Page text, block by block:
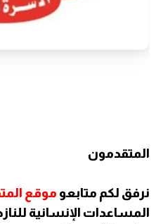
المتقدمون
نرفق لكم متابعو موقع
المساعدات الإنسانية